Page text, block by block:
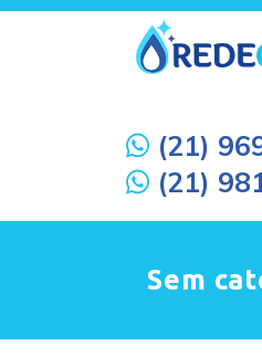
(21)
(21)
Sem